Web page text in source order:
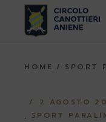
content
HOME SPORT
2 AGOSTO
SPORT